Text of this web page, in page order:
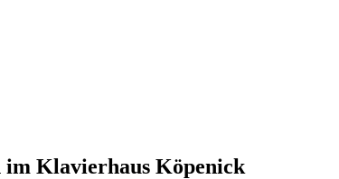
im Klavierhaus Köpenick